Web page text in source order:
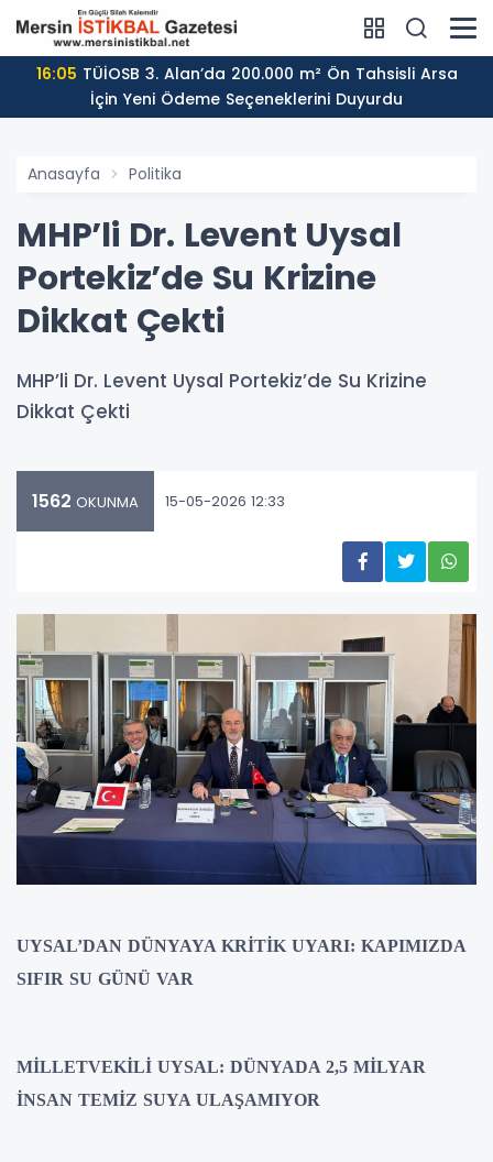
16:05
İçin Yeni Ödeme Seçeneklerini Duyurdu
Anasayfa Politika
MHP’li Dr. Levent Uysal
Portekiz’de Su Krizine
Dikkat Çekti
MHP’li Dr. Levent Uysal Portekiz’de Su Krizine
Dikkat Çekti
1562 OKUNMA 15-05-2026 12:33
UYSAL’DAN DÜNYAYA KRİTİK UYARI: KAPIMIZDA
SIFIR SU GÜNÜ VAR
MİLLETVEKİLİ UYSAL: DÜNYADA 2,5 MİLYAR
İNSAN TEMİZ SUYA ULAŞAMIYOR